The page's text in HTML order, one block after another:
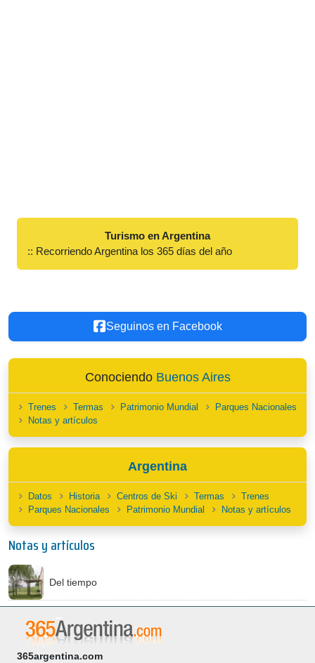
Turismo en Argentina
:: Recorriendo Argentina los 365 días del año
Seguinos en Facebook
Conociendo Buenos Aires
Trenes Termas Patrimonio Mundial
Parques Nacionales
Notas y artículos
Argentina
Datos Historia Centros de Ski Termas
Trenes
Parques Nacionales
Patrimonio Mundial Notas y artículos
Notas y artículos
Del tiempo
365argentina.com